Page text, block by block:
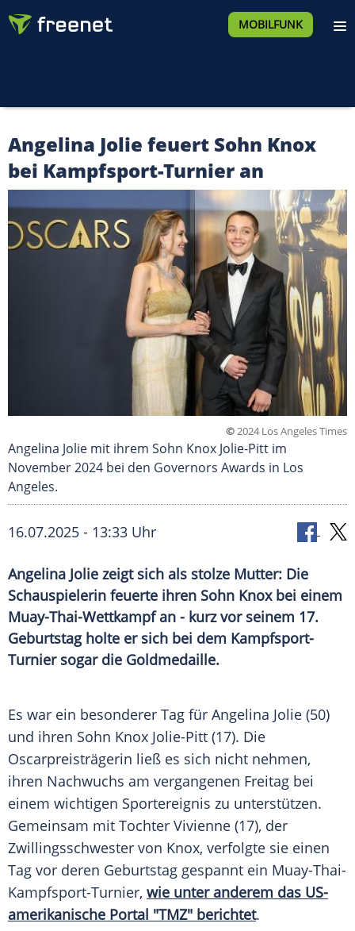
MOBILFUNK
Angelina Jolie feuert Sohn Knox
bei Kampfsport-Turnier an
©2024 Los Angeles Times
Angelina Jolie mit ihrem Sohn Knox Jolie-Pitt im
November 2024 bei den Governors Awards in Los
Angeles.
16.07.2025 - 13:33 Uhr
Angelina Jolie zeigt sich als stolze Mutter: Die
Schauspielerin feuerte ihren Sohn Knox bei einem
Muay-Thai-Wettkampf an - kurz vor seinem 17.
Geburtstag holte er sich bei dem Kampfsport-
Turnier sogar die Goldmedaille.
Es war ein besonderer Tag für Angelina Jolie (50)
und ihren Sohn Knox Jolie-Pitt (17). Die
Oscarpreisträgerin ließ es sich nicht nehmen,
ihren Nachwuchs am vergangenen Freitag bei
einem wichtigen Sportereignis zu unterstützen.
Gemeinsam mit Tochter Vivienne (17), der
Zwillingsschwester von Knox, verfolgte sie einen
Tag vor deren Geburtstag gespannt ein Muay-Thai-
Kampfsport-Turnier, wie unter anderem das US-
amerikanische Portal "TMZ" berichtet.